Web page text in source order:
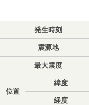
発生時刻
震源地
最大震度
位置
緯度
経度